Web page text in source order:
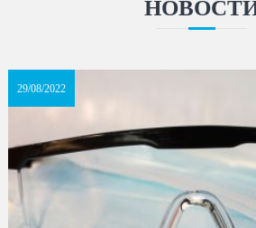
29/08/2022